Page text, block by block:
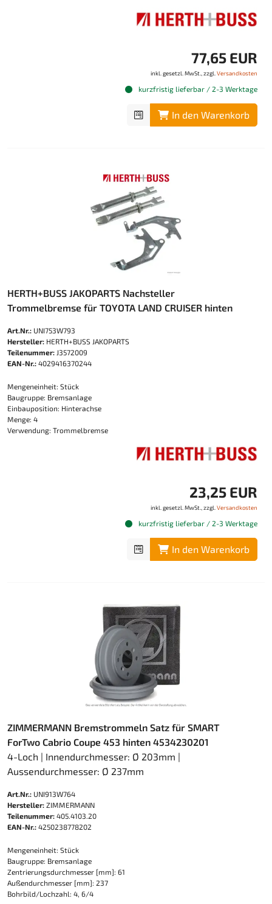
77,65 EUR
inkl. gesetzl. MwSt., zzgl. Versandkosten
kurzfristig lieferbar / 2-3 Werktage
In den Warenkorb
HERTH+BUSS JAKOPARTS Nachsteller
Trommelbremse für TOYOTA LAND CRUISER hinten
Art.Nr.: UNI753W793
Hersteller: HERTH+BUSS JAKOPARTS
Teilenummer: J3572009
EAN-Nr.: 4029416370244
Mengeneinheit: Stück
Baugruppe: Bremsanlage
Einbauposition: Hinterachse
Menge: 4
Verwendung: Trommelbremse
23,25 EUR
inkl. gesetzl. MwSt., zzgl. Versandkosten
kurzfristig lieferbar / 2-3 Werktage
In den Warenkorb
ZIMMERMANN Bremstrommeln Satz für SMART
ForTwo Cabrio Coupe 453 hinten 4534230201
4-Loch | Innendurchmesser: Ø 203mm |
Aussendurchmesser: Ø 237mm
Art.Nr.: UNI913W764
Hersteller: ZIMMERMANN
Teilenummer: 405.4103.20
EAN-Nr.: 4250238778202
Mengeneinheit: Stück
Baugruppe: Bremsanlage
Zentrierungsdurchmesser [mm]: 61
Außendurchmesser [mm]: 237
Bohrbild/Lochzahl: 4, 6/4